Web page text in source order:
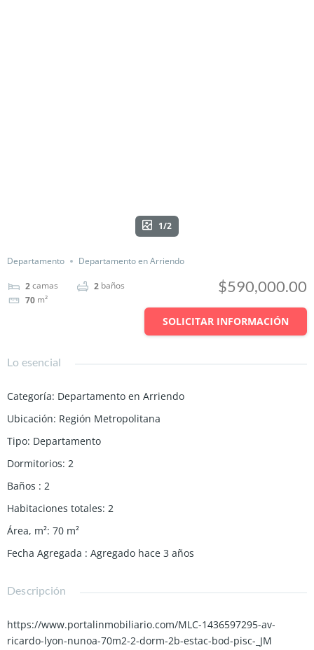
1/2
Departamento Departamento en Arriendo
2camas 2 baños
70 m²
$590,000.00
SOLICITAR INFORMACIÓN
Lo esencial
Categoría: Departamento en Arriendo
Ubicación: Región Metropolitana
Tipo: Departamento
Dormitorios: 2
Baños : 2
Habitaciones totales: 2
Área, m²: 70 m²
Fecha Agregada : Agregado hace 3 años
Descripción
https://www.portalinmobiliario.com/MLC-1436597295-av-
ricardo-lyon-nunoa-70m2-2-dorm-2b-estac-bod-pisc-_JM